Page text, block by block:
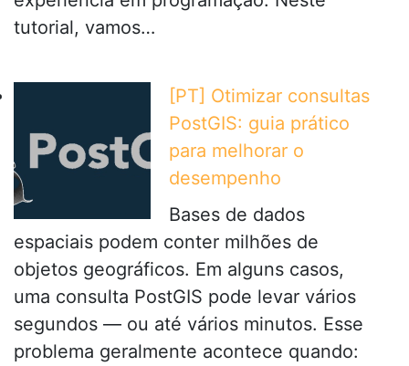
tutorial, vamos…
[PT] Otimizar consultas
PostGIS: guia prático
para melhorar o
desempenho
Bases de dados
espaciais podem conter milhões de
objetos geográficos. Em alguns casos,
uma consulta PostGIS pode levar vários
segundos — ou até vários minutos. Esse
problema geralmente acontece quando: